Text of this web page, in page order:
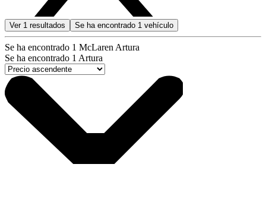
Ver 1 resultados Se ha encontrado 1 vehículo
Se ha encontrado 1 McLaren Artura
Se ha encontrado 1 Artura